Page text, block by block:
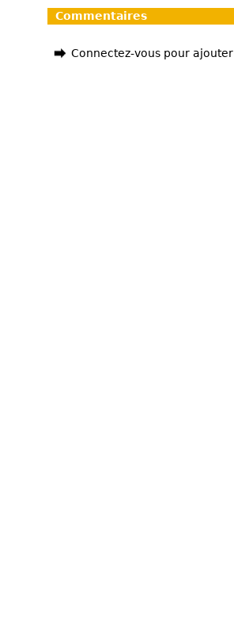
Commentaires
Connectez-vous pour